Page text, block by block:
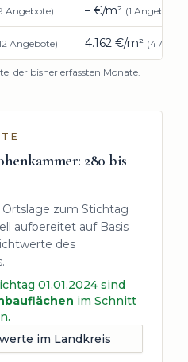
Angebote) – €/m² (1 Angebote)
Angebote) 4.162 €/m² (4
der bisher erfassten Monate.
: 280 bis
zum Stichtag
aufbereitet auf Basis
des
01.01.2024 sind
im Schnitt
im Landkreis